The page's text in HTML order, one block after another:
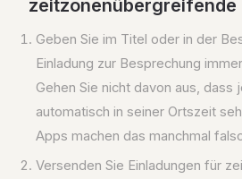
zeitzonenübergreifende
Geben Sie im Titel oder in der
Einladung zur Besprechung
Gehen Sie nicht davon aus, dass
automatisch in seiner Ortszeit
Apps machen das manchmal
Versenden Sie Einladungen für